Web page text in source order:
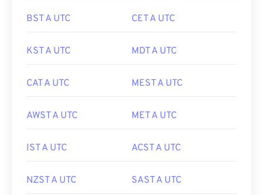
BST A UTC CET A UTC
KST A UTC MDT A UTC
CAT A UTC MEST A UTC
AWST A UTC MET A UTC
IST A UTC ACST A UTC
NZST A UTC SAST A UTC